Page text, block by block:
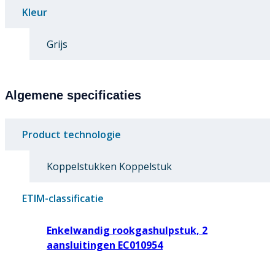
Kleur
Grijs
Algemene specificaties
Product technologie
Koppelstukken Koppelstuk
ETIM-classificatie
Enkelwandig rookgashulpstuk, 2
aansluitingen EC010954